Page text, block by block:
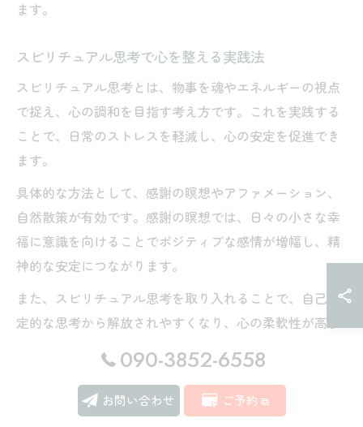
ます。
スピリチュアル思考で心を整える実践法
スピリチュアル思考とは、物事を魂やエネルギーの視点
で捉え、心の調和を目指す考え方です。これを実践する
ことで、日常のストレスを軽減し、心の安定を促進でき
ます。
具体的な方法として、感謝の瞑想やアファメーション、
自然散策が有効です。感謝の瞑想では、日々の小さな幸
福に意識を向けることでポジティブな感情が増幅し、精
神的な安定につながります。
また、スピリチュアル思考を取り入れることで、自己否
定的な思考から解放されやすくなり、心の柔軟性が高ま
ります。これは健康なメンタルを維持するために非常に
重要なポイントです。
スピリチュアルな気づきが人生を変える理由
090-3852-6558
お問い合わせ ご予約